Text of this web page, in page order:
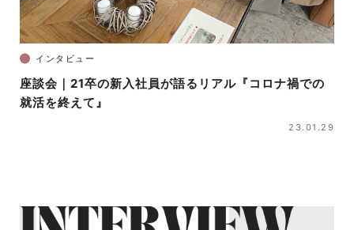
インタビュー
座談会｜21卒の新入社員が語るリアル『コロナ禍での
就活を終えて』
23.01.29